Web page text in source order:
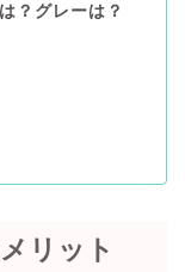
？グレーは？
リット